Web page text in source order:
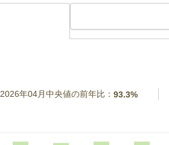
2026年04月中央値の前年比： 93.3%